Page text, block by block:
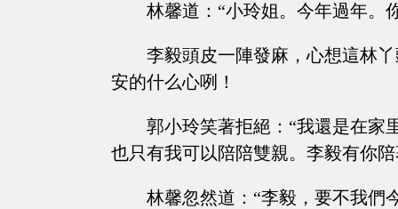
林馨道：“小玲姐。今年過年。
李毅頭皮一陣發麻，心想這林
安的什么心咧！
郭小玲笑著拒絕：“我還是在家
也只有我可以陪陪雙親。李毅有你
林馨忽然道：“李毅，要不我們